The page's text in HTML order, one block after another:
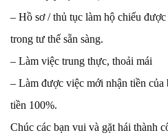
– Hồ sơ / thủ tục làm hộ chiếu
trong tư thế sẵn sàng.
– Làm việc trung thực, thoải mái
– Làm được việc mới nhận tiền của
tiền 100%.
Chúc các bạn vui và gặt hái thành